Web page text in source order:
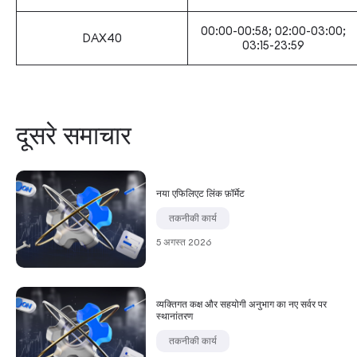
DAX40
00:00-00:58; 02:00-03:00;
03:15-23:59
दूसरे समाचार
नया एफिलिएट लिंक फ़ॉर्मेट
तकनीकी कार्य
5 अगस्त 2026
व्यक्तिगत कक्ष और सहयोगी अनुभाग का नए सर्वर पर
स्थानांतरण
तकनीकी कार्य